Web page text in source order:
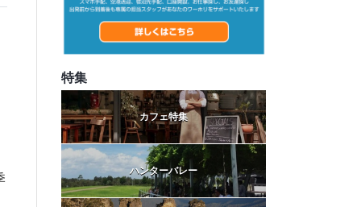
特集
カフェ特集
ハンターバレー